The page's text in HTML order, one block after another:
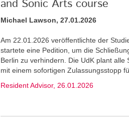
and Sonic Arts course
Michael Lawson, 27.01.2026
Am 22.01.2026 veröffentlichte der
startete eine Pedition, um die
Berlin zu verhindern. Die UdK plant
mit einem sofortigen Zulassungsstopp
Resident Advisor, 26.01.2026